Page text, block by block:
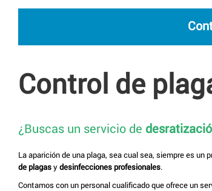
Control de
¿Buscas un servicio de
La aparición de una plaga, sea cual sea, siempre es
de plagasydesinfecciones profesionales.
Contamos con un personal cualificado que ofrece un